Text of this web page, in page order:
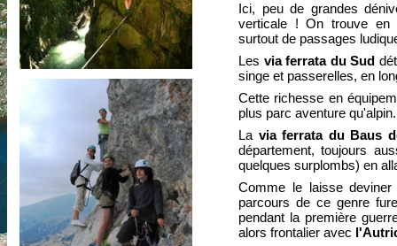
Ici, peu de grandes
verticale ! On trouve en
surtout de passages
Les via ferrata du Sud
singe et passerelles, en
Cette richesse en
plus parc aventure qu'alpin.
La via ferrata du Baus
département, toujours
quelques surplombs) en
Comme le laisse deviner
parcours de ce genre
pendant la première
alors frontalier avec